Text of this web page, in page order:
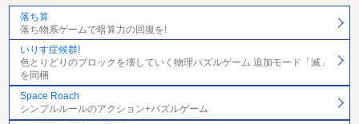
落ち算
落ち物系ゲームで暗算力の回復を!
いりす症候群!
色とりどりのブロックを壊していく物理パズルゲーム 追加モード「滅」
を同梱
Space Roach
シンプルルールのアクション+パズルゲーム